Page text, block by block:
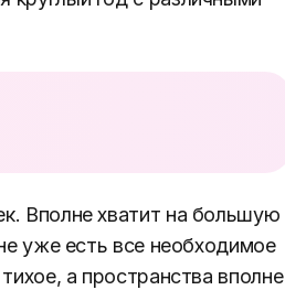
Вполне хватит на большую
уже есть все необходимое
а пространства вполне